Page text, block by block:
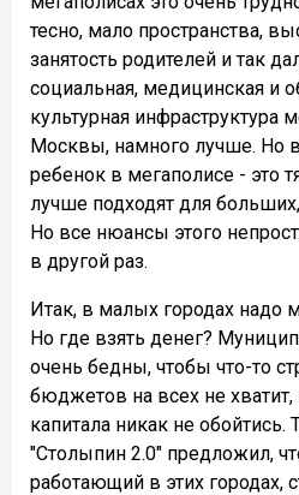
тесно, мало пространства,
занятость родителей и так
социальная, медицинская и
культурная инфраструктура
Москвы, намного лучше. Но
ребенок в мегаполисе - это
лучше подходят для
Но все нюансы этого
в другой раз.
Итак, в малых городах надо
Но где взять денег?
очень бедны, чтобы что-то
бюджетов на всех не хватит,
капитала никак не обойтись.
"Столыпин 2.0" предложил,
работающий в этих городах,